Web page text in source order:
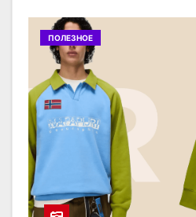
ПОЛЕЗНОЕ